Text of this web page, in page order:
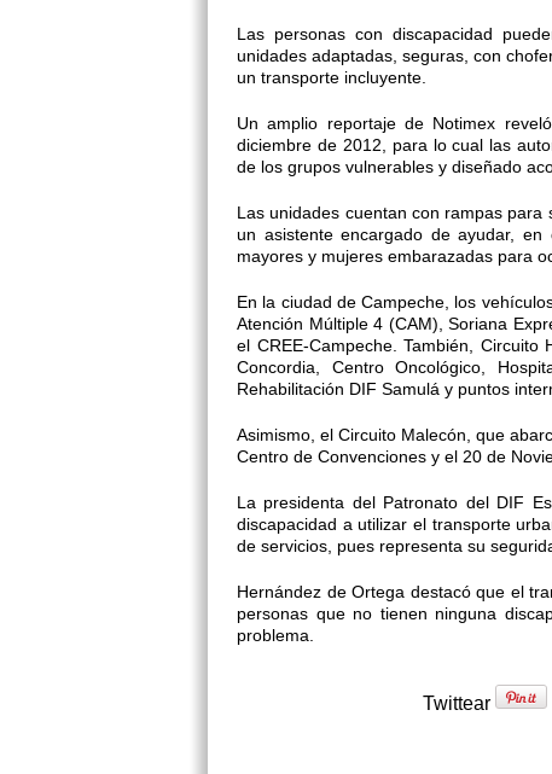
Las personas con discapacidad
unidades adaptadas, seguras, con
un transporte incluyente.
Un amplio reportaje de Notimex
diciembre de 2012, para lo cual las
de los grupos vulnerables y diseñado
Las unidades cuentan con rampas
un asistente encargado de ayudar,
mayores y mujeres embarazadas para
En la ciudad de Campeche, los
Atención Múltiple 4 (CAM), Soriana
el CREE-Campeche. También,
Concordia, Centro Oncológico,
Rehabilitación DIF Samulá y puntos
Asimismo, el Circuito Malecón, que
Centro de Convenciones y el 20 de
La presidenta del Patronato del DIF
discapacidad a utilizar el transporte
de servicios, pues representa su
Hernández de Ortega destacó que el
personas que no tienen ninguna
problema.
Twittear